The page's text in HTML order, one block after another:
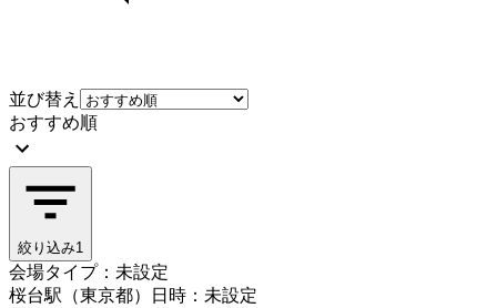
並び替え
おすすめ順
絞り込み1
会場タイプ：未設定
桜台駅（東京都）
日時：未設定